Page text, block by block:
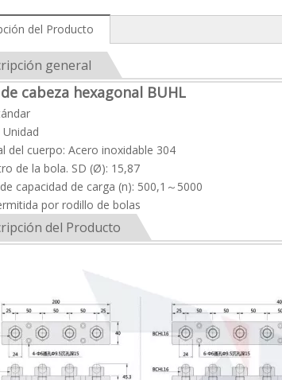
del Producto
general
cabeza hexagonal BUHL
Unidad
del cuerpo: Acero inoxidable 304
de la bola. SD (Ø): 15,87
capacidad de carga (n): 500,1～5000
por rodillo de bolas
del Producto